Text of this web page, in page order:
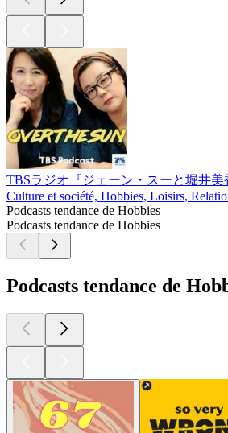
TBSラジオ『ジェーン・スーと堀井
Culture et société, Hobbies, Loisirs,
Podcasts tendance de Hobbies
Podcasts tendance de Hobbies
Podcasts tendance de